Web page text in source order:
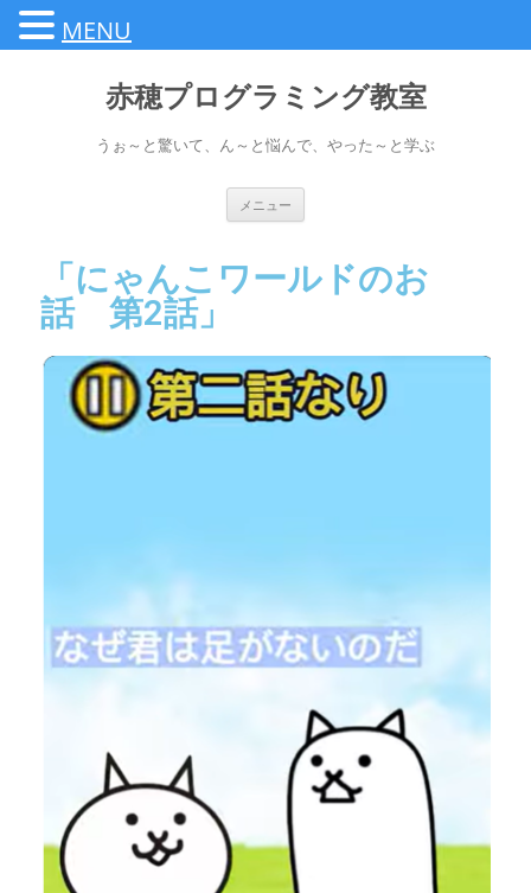
赤穂プログラミング教室
うぉ～と驚いて、ん～と悩んで、やった～と学ぶ
メニュー
「にゃんこワールドのお
話 第2話」
MENU